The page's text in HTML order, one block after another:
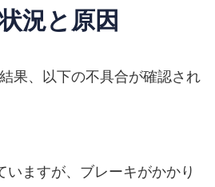
況と原因
果、以下の不具合が確認され
いますが、ブレーキがかかり